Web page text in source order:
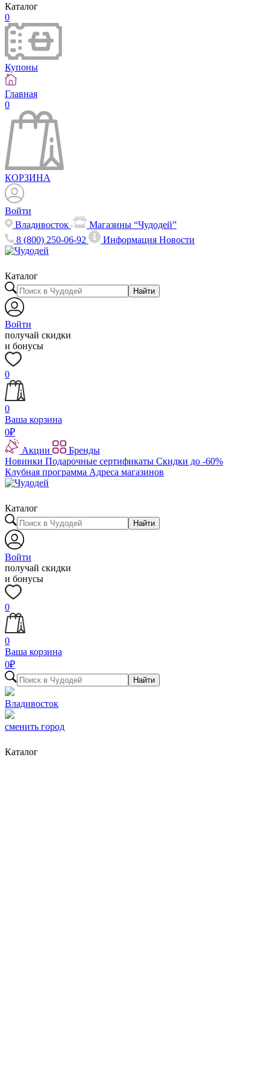
Каталог
0
Купоны
Главная
0
КОРЗИНА
Войти
Владивосток
Магазины “Чудодей”
8 (800) 250-06-92
ИнформацияНовости
Каталог
Найти
Войти
получай скидки
и бонусы
0
0
Ваша корзина
0₽
Акции
Бренды
Новинки Подарочные сертификаты Скидки до -60%
Клубная программа Адреса магазинов
Каталог
Найти
Войти
получай скидки
и бонусы
0
0
Ваша корзина
0₽
Найти
Владивосток
сменить город
Каталог